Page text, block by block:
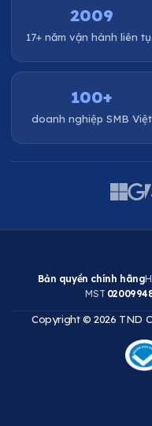
2009
17+ năm vận hành liên
100+
doanh nghiệp SMB Việt
Bản quyền chính hãng
MST
Copyright © 2026 TND